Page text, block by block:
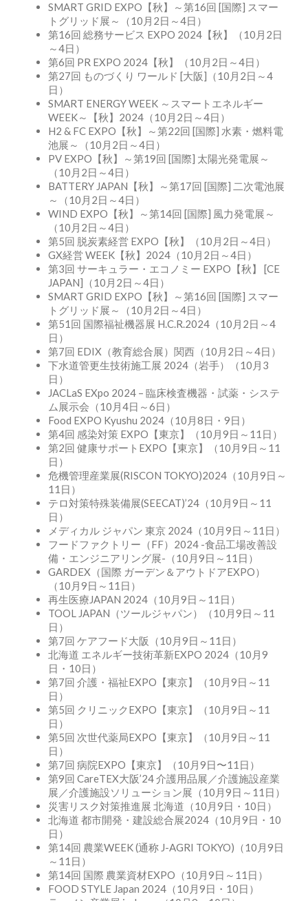
SMART GRID EXPO【秋】～第16回 [国際] スマー
トグリッド展～（10月2日～4日）
第16回 総務サービス EXPO 2024【秋】（10月2日
～4日）
第6回 PR EXPO 2024【秋】（10月2日～4日）
第27回 ものづくり ワールド [大阪]（10月2日～4
日）
SMART ENERGY WEEK ～スマートエネルギー
WEEK～【秋】2024（10月2日～4日）
H2 & FC EXPO【秋】～第22回 [国際] 水素・燃料電
池展～（10月2日～4日）
PV EXPO【秋】～第19回 [国際] 太陽光発電展～
（10月2日～4日）
BATTERY JAPAN【秋】～第17回 [国際] 二次電池展
～（10月2日～4日）
WIND EXPO【秋】～第14回 [国際] 風力発電展～
（10月2日～4日）
第5回 脱炭素経営 EXPO【秋】（10月2日～4日）
GX経営 WEEK【秋】2024（10月2日～4日）
第3回 サーキュラー・エコノミー EXPO【秋】 [CE
JAPAN]（10月2日～4日）
SMART GRID EXPO【秋】～第16回 [国際] スマー
トグリッド展～（10月2日～4日）
第51回 国際福祉機器展 H.C.R.2024（10月2日～4
日）
第7回 EDIX（教育総合展）関西（10月2日～4日）
下水道管更生技術施工展 2024（岩手）（10月3
日）
JACLaS EXpo 2024 – 臨床検査機器・試薬・システ
ム展示会（10月4日～6日）
Food EXPO Kyushu 2024（10月8日・9日）
第4回 感染対策 EXPO【東京】（10月9日～11日）
第2回 健康サポートEXPO【東京】（10月9日～11
日）
危機管理産業展(RISCON TOKYO)2024（10月9日～
11日）
テロ対策特殊装備展(SEECAT)’24（10月9日～11
日）
メディカル ジャパン 東京 2024（10月9日～11日）
フードファクトリー（FF）2024 -食品工場改善設
備・エンジニアリング展-（10月9日～11日）
GARDEX（国際 ガーデン＆アウトドアEXPO）
（10月9日～11日）
再生医療JAPAN 2024（10月9日～11日）
TOOL JAPAN（ツールジャパン）（10月9日～11
日）
第7回 ケアフード大阪（10月9日～11日）
北海道 エネルギー技術革新EXPO 2024（10月9
日・10日）
第7回 介護・福祉EXPO【東京】（10月9日～11
日）
第5回 クリニックEXPO【東京】（10月9日～11
日）
第5回 次世代薬局EXPO【東京】（10月9日～11
日）
第7回 病院EXPO【東京】（10月9日〜11日）
第9回 CareTEX大阪’24 介護用品展／介護施設産業
展／介護施設ソリューション展（10月9日～11日）
災害リスク対策推進展 北海道（10月9日・10日）
北海道 都市開発・建設総合展2024（10月9日・10
日）
第14回 農業WEEK (通称 J-AGRI TOKYO)（10月9日
～11日）
第14回 国際 農業資材EXPO（10月9日～11日）
FOOD STYLE Japan 2024（10月9日・10日）